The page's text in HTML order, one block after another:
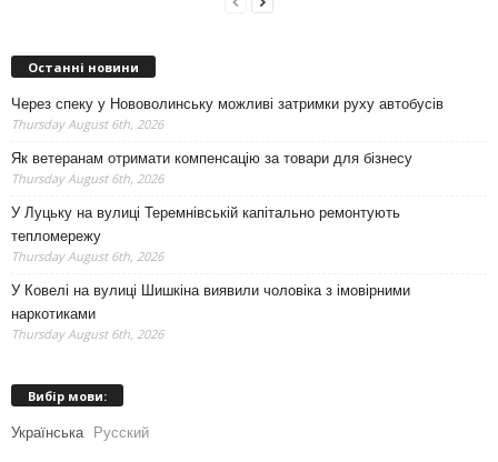
Останні новини
Через спеку у Нововолинську можливі затримки руху автобусів
Thursday August 6th, 2026
Як ветеранам отримати компенсацію за товари для бізнесу
Thursday August 6th, 2026
У Луцьку на вулиці Теремнівській капітально ремонтують
тепломережу
Thursday August 6th, 2026
У Ковелі на вулиці Шишкіна виявили чоловіка з імовірними
наркотиками
Thursday August 6th, 2026
Вибір мови:
Українська Русский